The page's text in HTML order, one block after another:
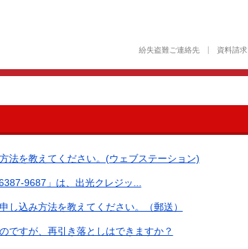
紛失盗難ご連絡先 資料請求
法を教えてください。(ウェブステーション)
9687」は、出光クレジッ...
し込み方法を教えてください。（郵送）
ですが、再引き落としはできますか？